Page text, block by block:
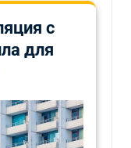
с
для